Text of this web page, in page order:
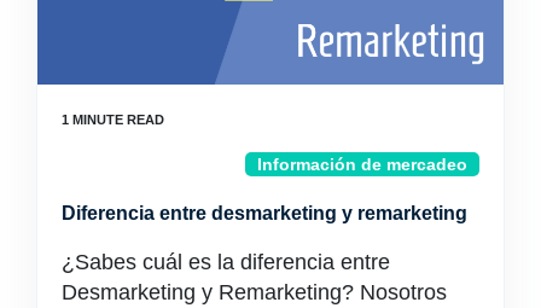
Información de mercadeo
Diferencia entre desmarketing y remarketing
¿Sabes cuál es la diferencia entre
Desmarketing y Remarketing? Nosotros